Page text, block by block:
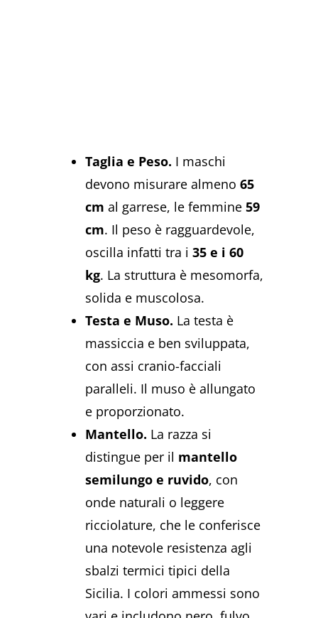
Taglia e Peso. I maschi
devono misurare almeno65
cm al garrese, le femmine59
cm. Il peso è ragguardevole,
oscilla infatti tra i35 e i 60
kg. La struttura è mesomorfa,
solida e muscolosa.
Testa e Muso. La testa è
massiccia e ben sviluppata,
con assi cranio-facciali
paralleli. Il muso è allungato
e proporzionato.
Mantello. La razza si
distingue per il mantello
semilungo e ruvido, con
onde naturali o leggere
ricciolature, che le conferisce
una notevole resistenza agli
sbalzi termici tipici della
Sicilia. I colori ammessi sono